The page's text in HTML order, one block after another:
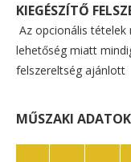
KIEGÉSZÍTŐ
Az opcionális tételek
lehetőség miatt
felszereltség ajánlott
MŰSZAKI